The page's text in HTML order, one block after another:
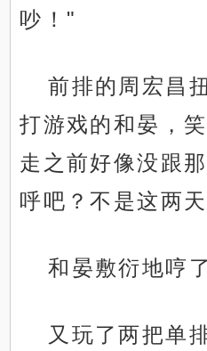
吵！"
前排的周宏昌
打游戏的和晏，
走之前好像没跟
呼吧？不是这两
和晏敷衍地哼
又玩了两把单